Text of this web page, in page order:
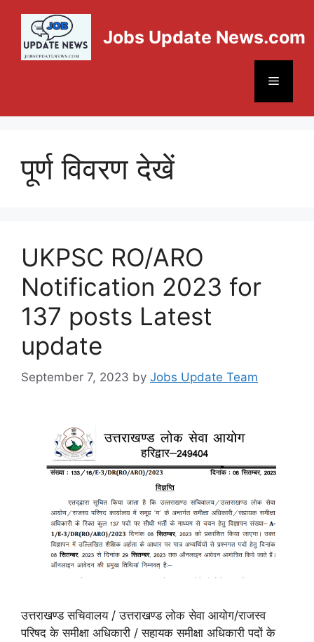
Jobs Update News.com
पूर्ण विवरण देखें
UKPSC RO/ARO
Notification 2023 for
137 posts Latest
update
September 7, 2023 by Jobs Update Team
उत्तराखण्ड सचिवालय / उत्तराखण्ड लोक सेवा आयोग/राजस्व
परिषद के समीक्षा अधिकारी / सहायक समीक्षा अधिकारी पदों के